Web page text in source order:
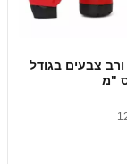
צבעים בגודל